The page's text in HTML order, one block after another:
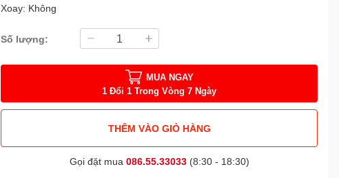
Xoay: Không
Số lượng:
MUA NGAY
1 Đổi 1 Trong Vòng 7 Ngày
THÊM VÀO GIỎ HÀNG
Gọi đặt mua 086.55.33033(8:30 - 18:30)